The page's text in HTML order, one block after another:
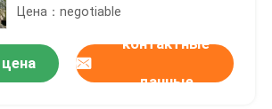
Цена：negotiable
контактные
данные